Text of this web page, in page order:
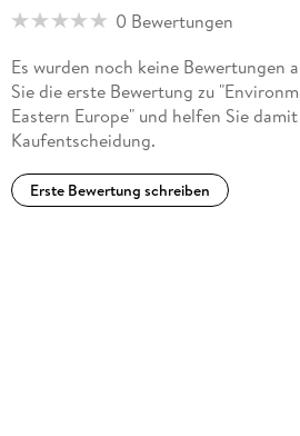
0 Bewertungen
Es wurden noch keine Bewertungen
Sie die erste Bewertung zu
Eastern Europe" und helfen Sie
Kaufentscheidung.
Erste Bewertung schreiben